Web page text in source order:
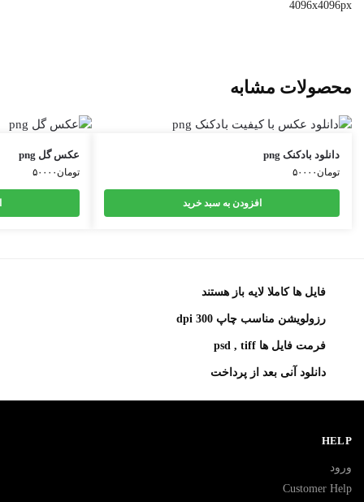
4096x4096px
محصولات مشابه
دانلود بادکنک png
تومان۵۰۰۰۰
افزودن به سبد خرید
عکس گل png
تومان۵۰۰۰۰
فایل ها کاملا لایه باز هستند
رزولویشن مناسب چاپ 300 dpi
فرمت فایل ها psd , tiff
دانلود آنی بعد از پرداخت
HELP
ورود
Customer Help